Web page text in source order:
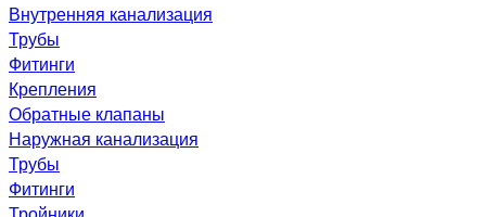
Внутренняя канализация
Трубы
Фитинги
Крепления
Обратные клапаны
Наружная канализация
Трубы
Фитинги